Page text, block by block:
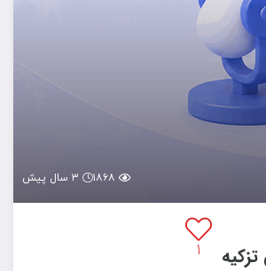
۱۸۶۸ ۳ سال پیش
۱ تزکیه